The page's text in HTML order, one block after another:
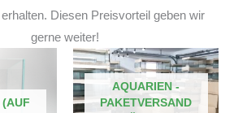
Diesen Preisvorteil geben wir
gerne weiter!
(AUF
AQUARIEN -
PAKETVERSAND